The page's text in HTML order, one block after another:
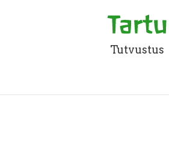
Tutvustus